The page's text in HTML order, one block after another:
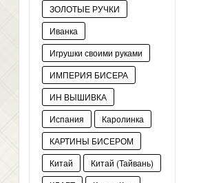
ЗОЛОТЫЕ РУЧКИ
Иванка
Игрушки своими руками
ИМПЕРИЯ БИСЕРА
ИН ВЫШИВКА
Испания
Каролинка
КАРТИНЫ БИСЕРОМ
Китай
Китай (Тайвань)